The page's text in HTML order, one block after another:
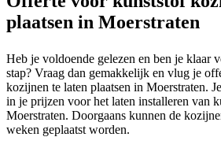
plaatsen in Moerstraten
Heb je voldoende gelezen en ben je klaar
stap? Vraag dan gemakkelijk en vlug je
kozijnen te laten plaatsen in Moerstraten.
in je prijzen voor het laten installeren van
Moerstraten. Doorgaans kunnen de
weken geplaatst worden.